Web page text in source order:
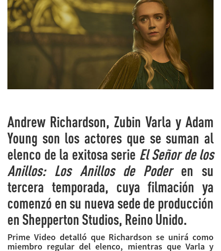
Andrew Richardson, Zubin Varla y Adam
Young son los actores que se suman al
elenco de la exitosa serie El Señor de los
Anillos: Los Anillos de Poderen su
tercera temporada, cuya filmación ya
comenzó en su nueva sede de producción
en Shepperton Studios, Reino Unido.
Prime Video detalló que Richardson se unirá como
miembro regular del elenco, mientras que Varla y